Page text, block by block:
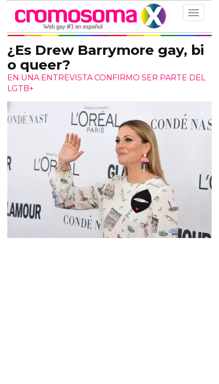
Toggle
¿Es Drew Barrymore gay, bi
o queer?
EN UNA ENTREVISTA CONFIRMO SER PARTE DEL
LGTB+